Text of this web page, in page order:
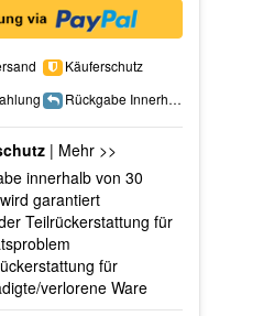
Käuferschutz
Rückgabe Innerhalb 15 Tage
| Mehr >>
innerhalb von 30
garantiert
Teilrückerstattung für
für
verlorene Ware